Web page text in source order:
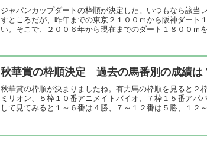
ジャパンカップダートの枠順が決定した。いつもなら該当
すところだが、昨年までの東京２１００ｍから阪神ダート
い。そこで、２００６年から現在までのダート１８００ｍを
秋華賞の枠順決定 過去の馬番別の成績は
秋華賞の枠順が決まりましたね。有力馬の枠順を見ると２
ミリオン、５枠１０番アニメイトバイオ、７枠１５番アパ
して見てみると１～６番は４勝、７～１２番は５勝、１２